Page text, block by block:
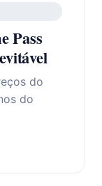
Pass
do
do